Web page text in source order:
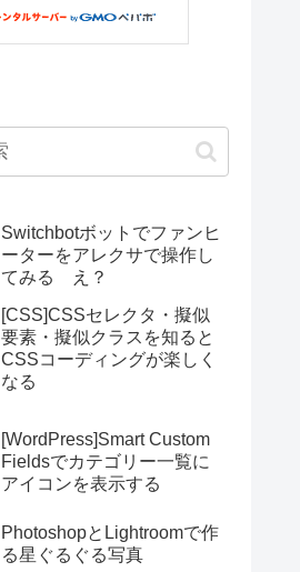
Switchbotボットでファンヒ
ーターをアレクサで操作し
てみる え？
[CSS]CSSセレクタ・擬似
要素・擬似クラスを知ると
CSSコーディングが楽しく
なる
[WordPress]Smart Custom
Fieldsでカテゴリー一覧に
アイコンを表示する
PhotoshopとLightroomで作
る星ぐるぐる写真